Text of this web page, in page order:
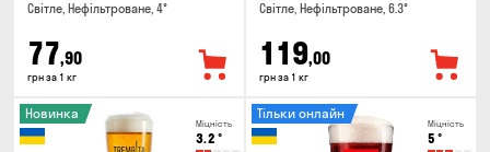
Світле, Нефільтроване, 4°
77,90
грн за 1 кг
Світле, Нефільтроване, 6.3°
119,00
грн за 1 кг
Міцність
3.2 °
Новинка
Міцність
5 °
Тільки онлайн